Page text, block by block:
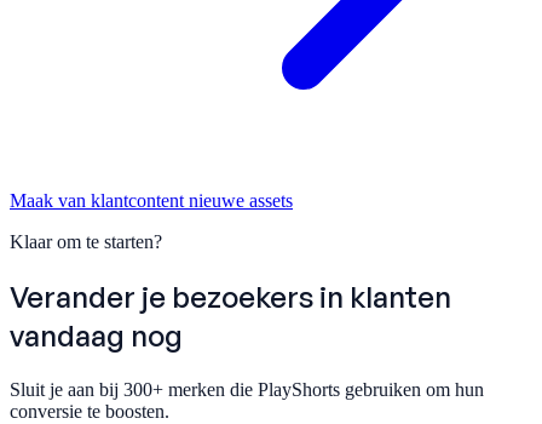
Maak van klantcontent nieuwe assets
Klaar om te starten?
Verander je bezoekers in klanten
vandaag nog
Sluit je aan bij 300+ merken die PlayShorts gebruiken om hun
conversie te boosten.